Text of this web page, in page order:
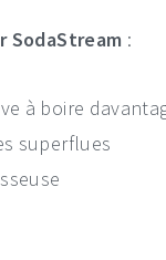
SodaStream :
à boire
superflues